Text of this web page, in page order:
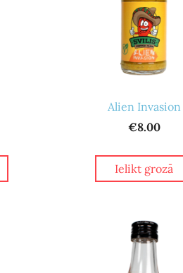
Alien Invasion
€8.00
Ielikt grozā